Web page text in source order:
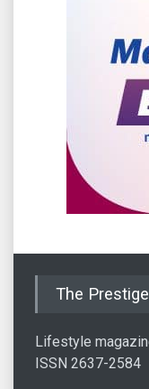
The
Lifestyle
ISSN 2637-2584